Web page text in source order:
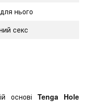
нього
секс
основі Tenga Hole